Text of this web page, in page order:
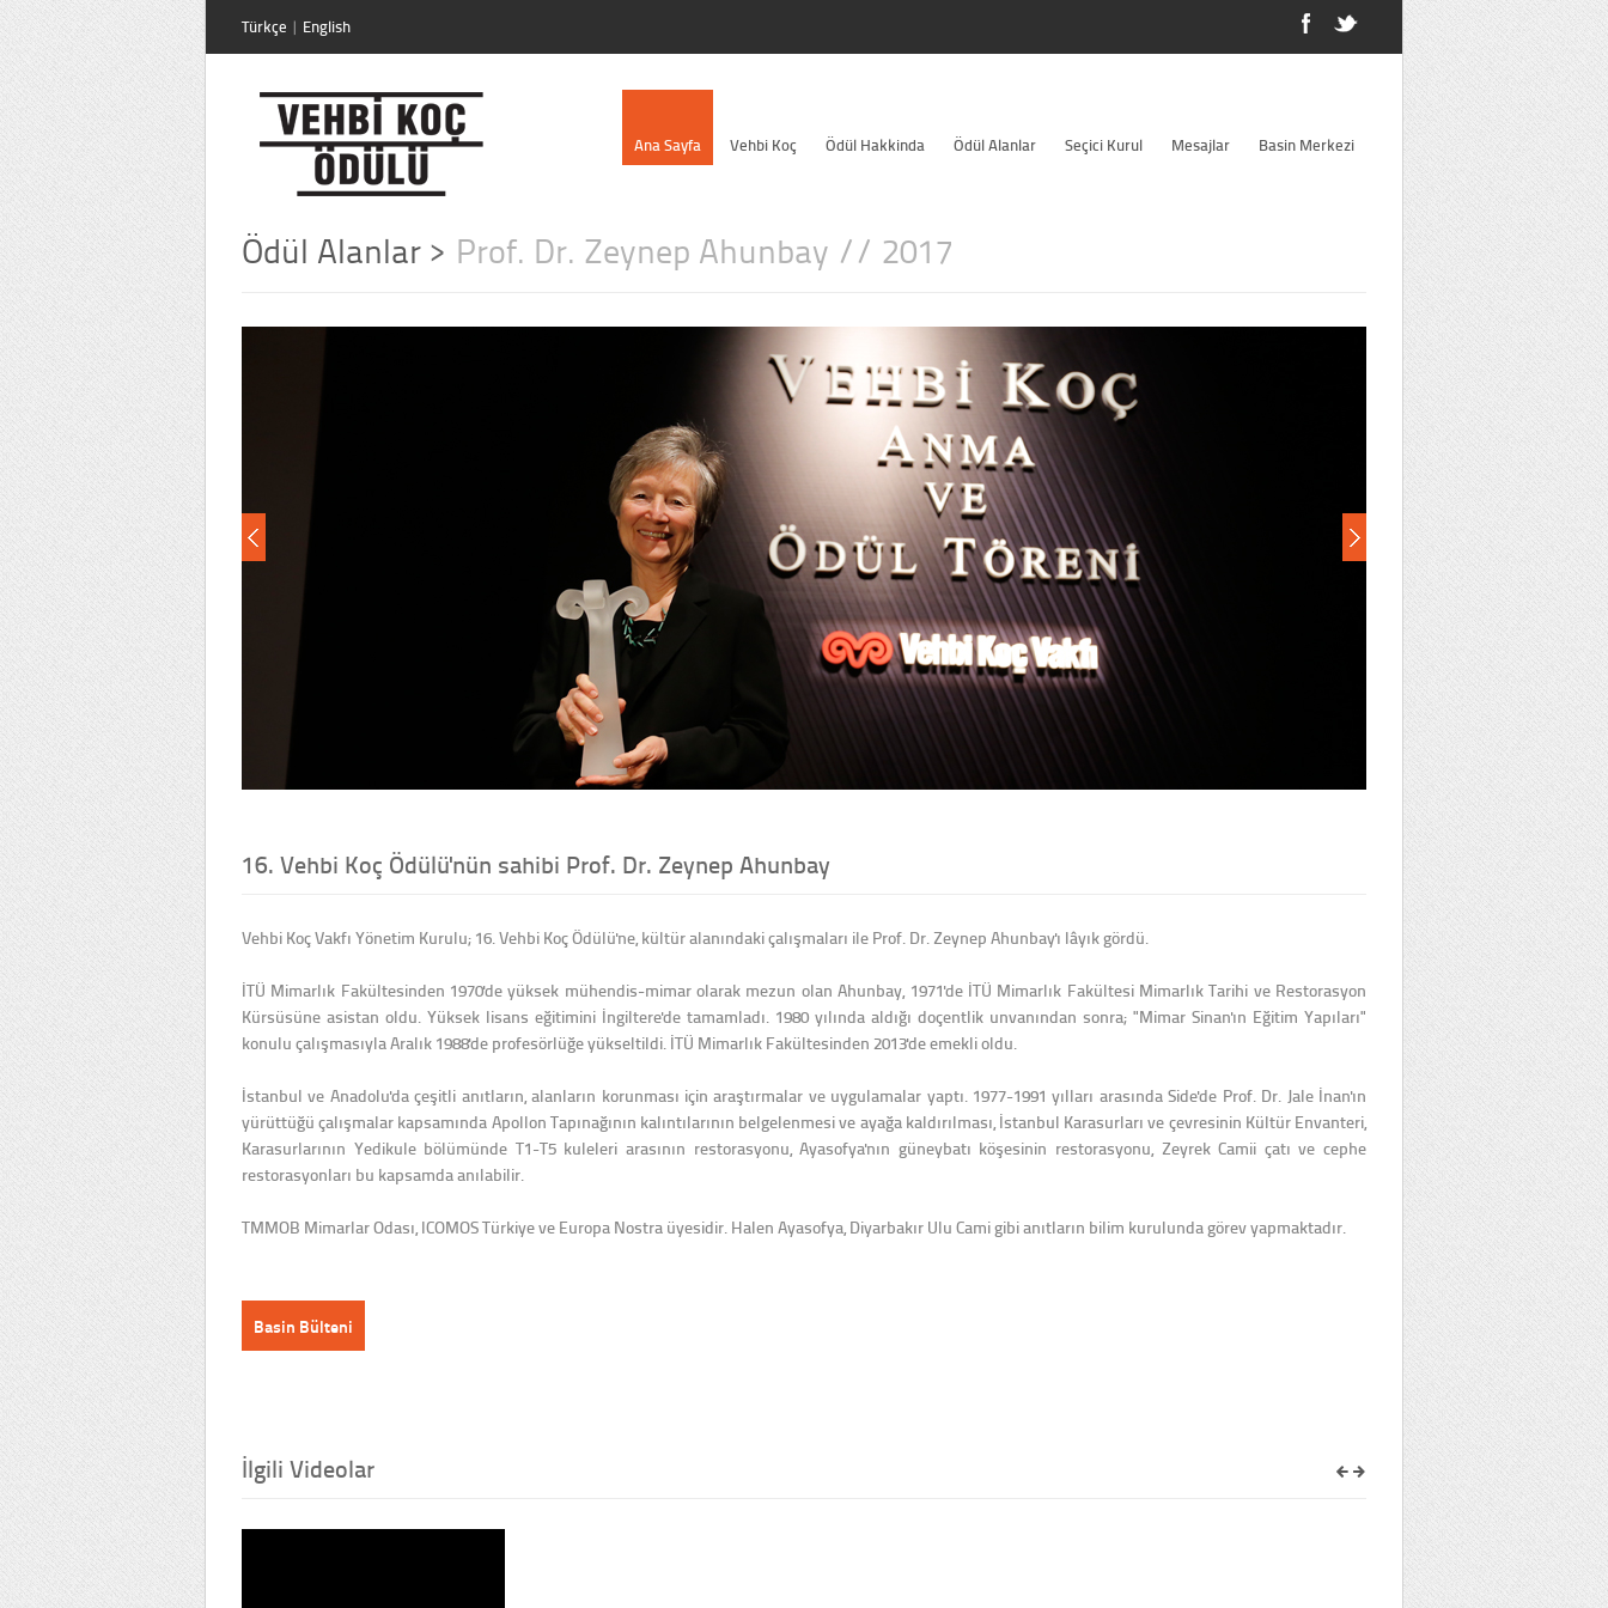
Türkçe | English
Ana Sayfa Vehbi Koç Ödül Hakkinda Ödül Alanlar Seçici Kurul Mesajlar Basin Merkezi
Ödül Alanlar > Prof. Dr. Zeynep Ahunbay // 2017
16. Vehbi Koç Ödülü'nün sahibi Prof. Dr. Zeynep Ahunbay
Vehbi Koç Vakfı Yönetim Kurulu; 16. Vehbi Koç Ödülü'ne, kültür alanındaki çalışmaları ile Prof. Dr. Zeynep Ahunbay'ı lâyık gördü.
İTÜ Mimarlık Fakültesinden 1970'de yüksek mühendis-mimar olarak mezun olan Ahunbay, 1971'de İTÜ Mimarlık Fakültesi Mimarlık Tarihi ve Restorasyon
Kürsüsüne asistan oldu. Yüksek lisans eğitimini İngiltere'de tamamladı. 1980 yılında aldığı doçentlik unvanından sonra; "Mimar Sinan'ın Eğitim Yapıları"
konulu çalışmasıyla Aralık 1988'de profesörlüğe yükseltildi. İTÜ Mimarlık Fakültesinden 2013'de emekli oldu.
İstanbul ve Anadolu'da çeşitli anıtların, alanların korunması için araştırmalar ve uygulamalar yaptı. 1977-1991 yılları arasında Side'de Prof. Dr. Jale İnan'ın
yürüttüğü çalışmalar kapsamında Apollon Tapınağının kalıntılarının belgelenmesi ve ayağa kaldırılması, İstanbul Karasurları ve çevresinin Kültür Envanteri,
Karasurlarının Yedikule bölümünde T1-T5 kuleleri arasının restorasyonu, Ayasofya'nın güneybatı köşesinin restorasyonu, Zeyrek Camii çatı ve cephe
restorasyonları bu kapsamda anılabilir.
TMMOB Mimarlar Odası, ICOMOS Türkiye ve Europa Nostra üyesidir. Halen Ayasofya, Diyarbakır Ulu Cami gibi anıtların bilim kurulunda görev yapmaktadır.
Basin Bülteni
İlgili Videolar